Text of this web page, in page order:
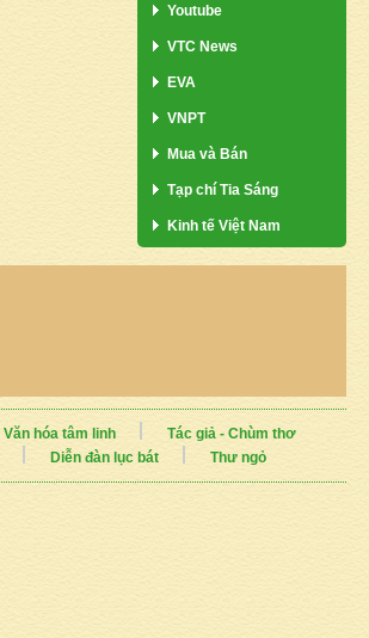
Youtube
VTC News
EVA
VNPT
Mua và Bán
Tạp chí Tia Sáng
Kinh tế Việt Nam
Văn hóa tâm linh
Tác giả - Chùm thơ
Diễn đàn lục bát Thư ngỏ